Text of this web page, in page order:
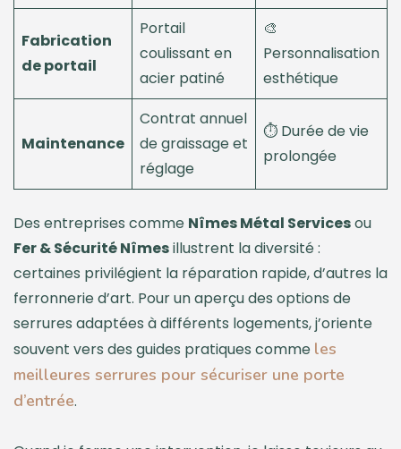
Fabrication
de portail
Portail
coulissant en
acier patiné
🎨
Personnalisation
esthétique
Maintenance
Contrat annuel
de graissage et
réglage
⏱️ Durée de vie
prolongée
Des entreprises comme Nîmes Métal Servicesou
Fer & Sécurité Nîmesillustrent la diversité :
certaines privilégient la réparation rapide, d’autres la
ferronnerie d’art. Pour un aperçu des options de
serrures adaptées à différents logements, j’oriente
souvent vers des guides pratiques comme les
meilleures serrures pour sécuriser une porte
d’entrée.